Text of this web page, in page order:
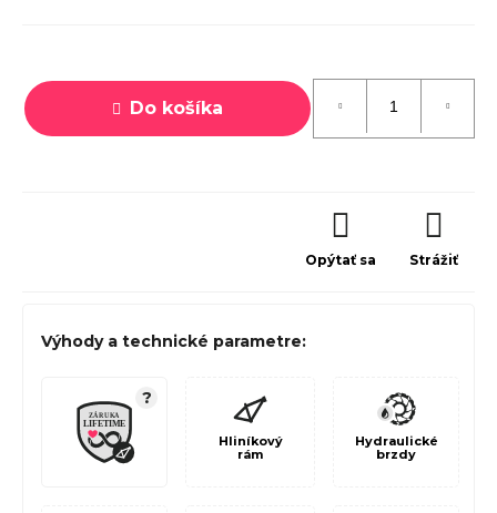
cena:
Do košíka
Opýtať sa Strážiť
Výhody a technické parametre:
?
Hliníkový
rám
Hydraulické
brzdy